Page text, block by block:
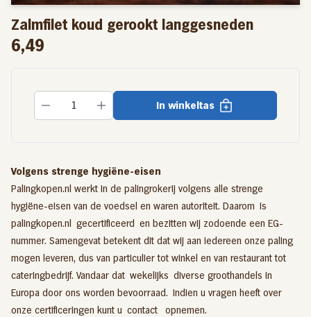
Zalmfilet koud gerookt langgesneden
6,49
In winkeltas
Volgens strenge hygiëne-eisen
Palingkopen.nl werkt in de palingrokerij volgens alle strenge
hygiëne-eisen van de voedsel en waren autoriteit. Daarom is
palingkopen.nl gecertificeerd en bezitten wij zodoende een EG-
nummer. Samengevat betekent dit dat wij aan iedereen onze paling
mogen leveren, dus van particulier tot winkel en van restaurant tot
cateringbedrijf. Vandaar dat wekelijks diverse groothandels in
Europa door ons worden bevoorraad. Indien u vragen heeft over
onze certificeringen kunt u contact opnemen.